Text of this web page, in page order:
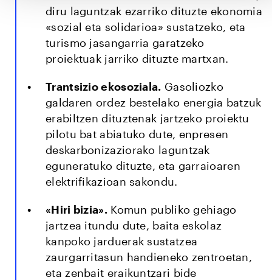
diru laguntzak ezarriko dituzte ekonomia
«sozial eta solidarioa» sustatzeko, eta
turismo jasangarria garatzeko
proiektuak jarriko dituzte martxan.
Trantsizio ekosoziala. Gasoliozko
galdaren ordez bestelako energia batzuk
erabiltzen dituztenak jartzeko proiektu
pilotu bat abiatuko dute, enpresen
deskarbonizaziorako laguntzak
eguneratuko dituzte, eta garraioaren
elektrifikazioan sakondu.
«Hiri bizia».Komun publiko gehiago
jartzea itundu dute, baita eskolaz
kanpoko jarduerak sustatzea
zaurgarritasun handieneko zentroetan,
eta zenbait eraikuntzari bide